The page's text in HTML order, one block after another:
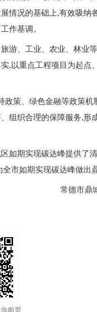
情况的基础上,有效吸纳
作基调。
游、工业、农业、林业
,以重点工程项目为起点
策、绿色金融等政策
组织合理的保障服务,形
如期实现碳达峰提供了
市如期实现碳达峰做出
常德市鼎
前页